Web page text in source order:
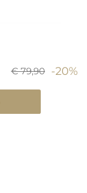
€ 79,90 -20%